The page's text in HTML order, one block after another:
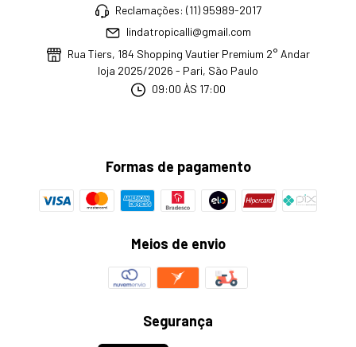
Reclamações: (11) 95989-2017
lindatropicalli@gmail.com
Rua Tiers, 184 Shopping Vautier Premium 2° Andar
loja 2025/2026 - Pari, São Paulo
09:00 ÀS 17:00
Formas de pagamento
Meios de envio
Segurança